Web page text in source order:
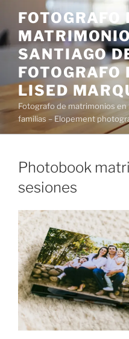
contenido
FOTOGRAFO
SANTIAGO
FOTOGRAFO
LISED
Fotografo de matrimonios
familias – Elopement
Photobook
sesiones